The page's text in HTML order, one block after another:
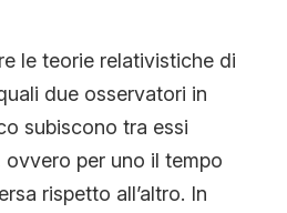
le teorie relativistiche di
due osservatori in
subiscono tra essi
per uno il tempo
rispetto all’altro. In